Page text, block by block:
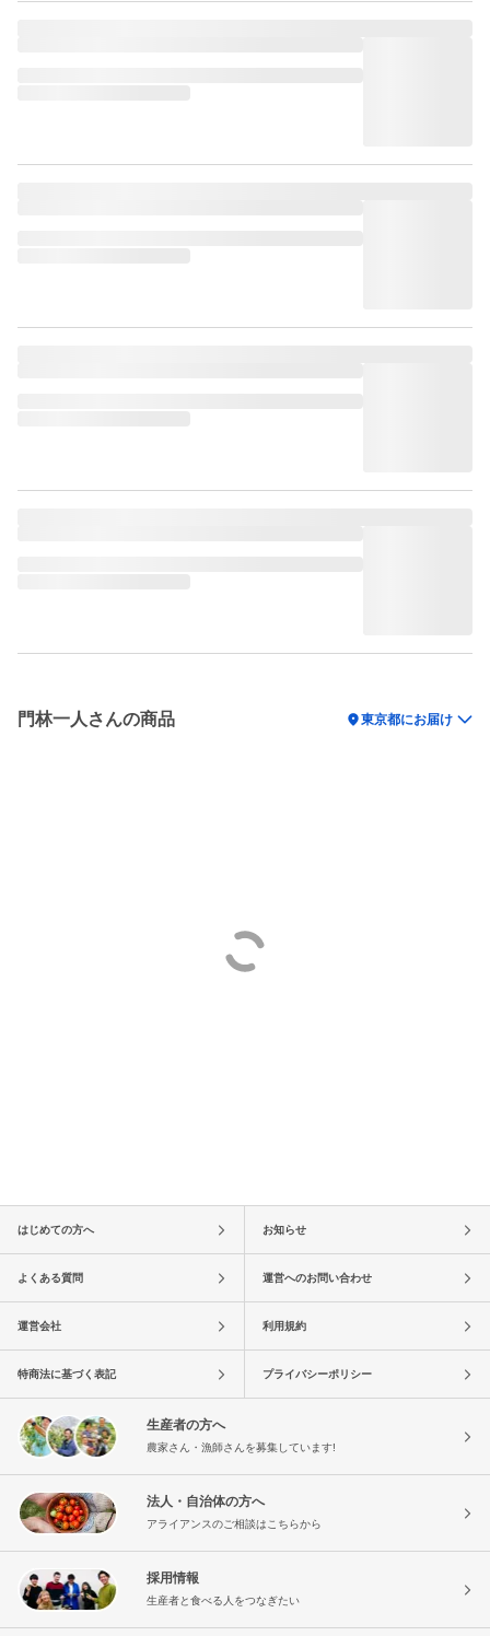
門林一人さんの商品 location_on東京都にお届け
はじめての方へ お知らせ
よくある質問 運営へのお問い合わせ
運営会社 利用規約
特商法に基づく表記 プライバシーポリシー
生産者の方へ
農家さん・漁師さんを募集しています!
法人・自治体の方へ
アライアンスのご相談はこちらから
採用情報
生産者と食べる人をつなぎたい